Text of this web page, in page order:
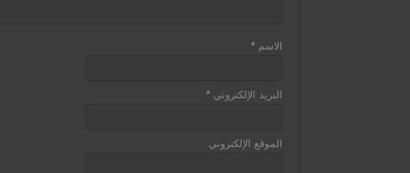
الاسم*
البريد الإلكتروني*
الموقع الإلكتروني